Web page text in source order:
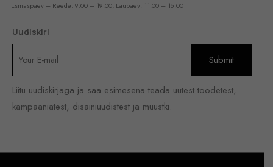
Esmaspäev – Reede: 9:00 – 19:00, Laupäev: 11:00 – 16:00
Uudiskiri
Liitu uudiskirjaga ja saa esimesena teada uutest toodetest,
kampaaniatest, disainiuudistest ja muustki.